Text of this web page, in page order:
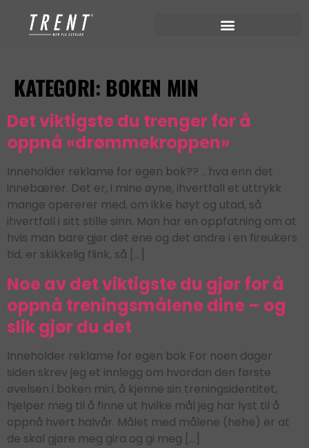
KATEGORI: BOKEN MIN
Det viktigste du trenger for å
oppnå «drømmekroppen»
Inneholder reklame for egen bok?? .. hva enn det
innebærer. Det er, i mine øyne, ihvertfall et uttrykk
mange opererer med, om ikke høyt og utad, så
ihvertfall i sitt stille sinn. Man har en oppfatning om at
hvis man bare gjør det ene og det andre i en fireukers
tid, er skikkelig flink, så […]
Noe av det viktigste du gjør for å
oppnå treningsmålene dine – og
slik gjør du det
Inneholder reklame for egen bok For noen dager
siden skrev jeg et innlegg om hvordan den første
øvelsen i boken min, å kjenne sin treningsidentitet,
hjelper meg til å finne ut hvilke mål jeg har lyst til å
oppnå hvert halvår. Målet med målene (hehe) er at
de skal gjøre meg gira og gi meg […]